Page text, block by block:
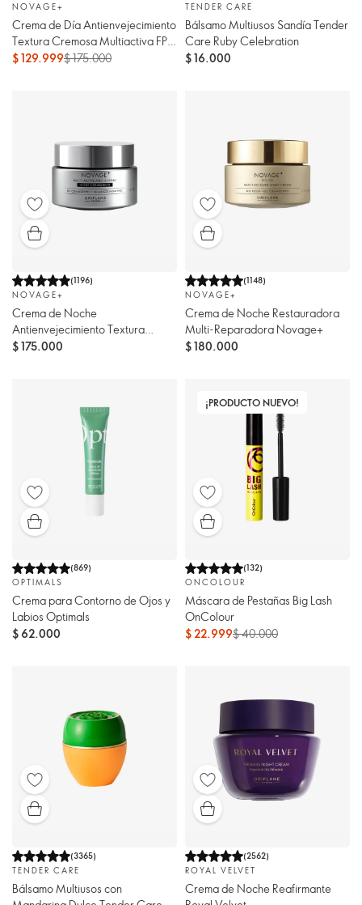
NOVAGE+
Crema de Día Antienvejecimiento
Textura Cremosa Multiactiva FPS
30
$ 129.999$ 175.000
TENDER CARE
Bálsamo Multiusos Sandía Tender
Care Ruby Celebration
$ 16.000
(1196)
NOVAGE+
Crema de Noche
Antienvejecimiento Textura
Cremosa Multiactiva
$ 175.000
(1148)
NOVAGE+
Crema de Noche Restauradora
Multi-Reparadora Novage+
$ 180.000
(869)
OPTIMALS
Crema para Contorno de Ojos y
Labios Optimals
$ 62.000
¡PRODUCTO NUEVO!
(132)
ONCOLOUR
Máscara de Pestañas Big Lash
OnColour
$ 22.999$ 40.000
(3365)
TENDER CARE
Bálsamo Multiusos con
(2562)
ROYAL VELVET
Crema de Noche Reafirmante